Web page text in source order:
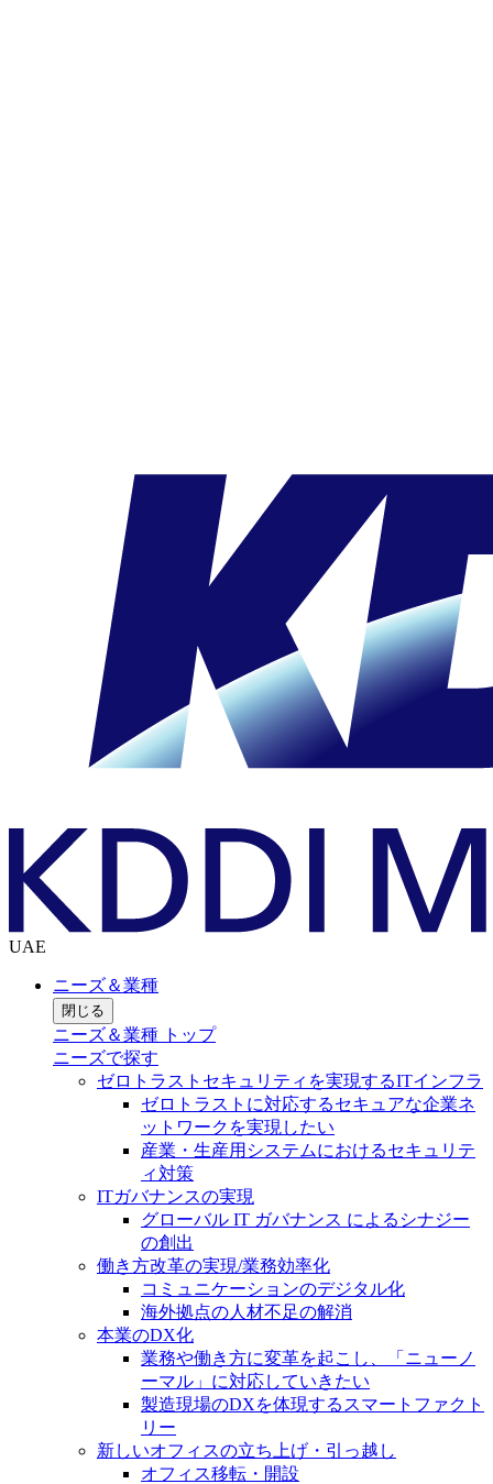
UAE
ニーズ＆業種
閉じる
ニーズ＆業種 トップ
ニーズで探す
ゼロトラストセキュリティを実現するITインフラ
ゼロトラストに対応するセキュアな企業ネ
ットワークを実現したい
産業・生産用システムにおけるセキュリテ
ィ対策
ITガバナンスの実現
グローバル IT ガバナンス によるシナジー
の創出
働き方改革の実現/業務効率化
コミュニケーションのデジタル化
海外拠点の人材不足の解消
本業のDX化
業務や働き方に変革を起こし、「ニューノ
ーマル」に対応していきたい
製造現場のDXを体現するスマートファクト
リー
新しいオフィスの立ち上げ・引っ越し
オフィス移転・開設